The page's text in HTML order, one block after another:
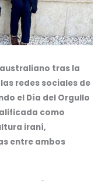
tras la
redes sociales de
el Día del Orgullo
como
iraní,
entre ambos